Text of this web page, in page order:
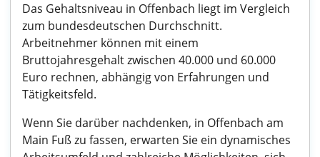
Das Gehaltsniveau in Offenbach liegt im Vergleich
zum bundesdeutschen Durchschnitt.
Arbeitnehmer können mit einem
Bruttojahresgehalt zwischen 40.000 und 60.000
Euro rechnen, abhängig von Erfahrungen und
Tätigkeitsfeld.
Wenn Sie darüber nachdenken, in Offenbach am
Main Fuß zu fassen, erwarten Sie ein dynamisches